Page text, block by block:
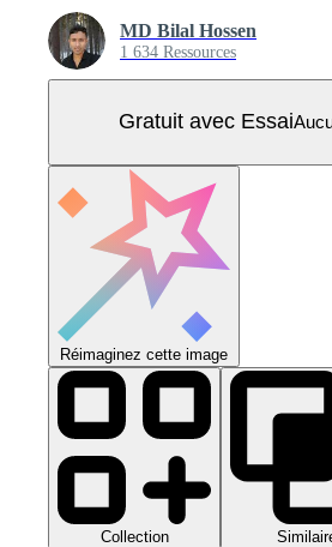
MD Bilal Hossen
1 634 Ressources
Gratuit avec Essai
Réimaginez cette image
Collection